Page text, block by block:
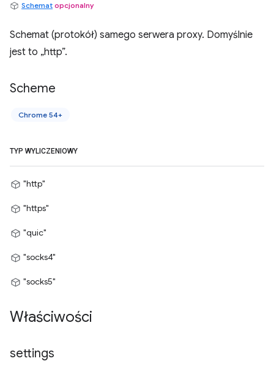
Schemat opcjonalny
Schemat (protokół) samego serwera proxy. Domyślnie
jest to „http”.
Scheme
Chrome 54+
TYP WYLICZENIOWY
"http"
"https"
"quic"
"socks4"
"socks5"
Właściwości
settings